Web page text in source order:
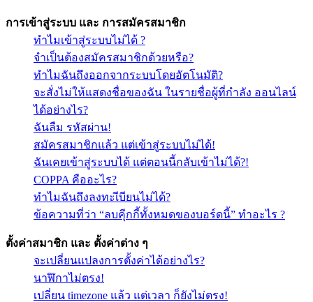
การเข้าสู่ระบบ และ การสมัครสมาชิก
ทำไมเข้าสู่ระบบไม่ได้ ?
จำเป็นต้องสมัครสมาชิกด้วยหรือ?
ทำไมฉันถึงออกจากระบบโดยอัตโนมัติ?
จะสั่งไม่ให้แสดงชื่อของฉัน ในรายชื่อผู้ที่กำลัง ออนไลน์
ได้อย่างไร?
ฉันลืม รหัสผ่าน!
สมัครสมาชิกแล้ว แต่เข้าสู่ระบบไม่ได้!
ฉันเคยเข้าสู่ระบบได้ แต่ตอนนี้กลับเข้าไม่ได้?!
COPPA คืออะไร?
ทำไมฉันถึงลงทะเีบียนไม่ได้?
ข้อความที่ว่า “ลบคุีกกี้ทั้งหมดของบอร์ดนี้” ทำอะไร ?
ตั้งค่าสมาชิก และ ตั้งค่าต่าง ๆ
จะเปลี่ยนแปลงการตั้งค่าได้อย่างไร?
นาฬิกาไม่ตรง!
เปลี่ยน timezone แล้ว แต่เวลา ก็ยังไม่ตรง!